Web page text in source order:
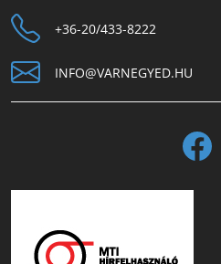
+36-20/433-8222
INFO@VARNEGYED.HU